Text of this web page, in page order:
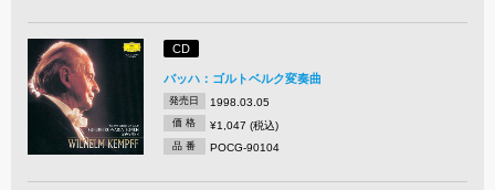
CD
バッハ：ゴルトベルク変奏曲
発売日 1998.03.05
価 格 ¥1,047 (税込)
品 番 POCG-90104